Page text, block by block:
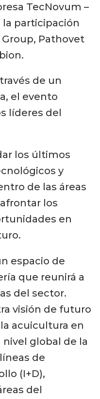
TecNovum –
participación
Group, Pathovet
de un
el evento
líderes del
los últimos
y
de las áreas
los
en
espacio de
que reunirá a
del sector.
visión de futuro
acuicultura en
nivel global de la
de
(I+D),
del